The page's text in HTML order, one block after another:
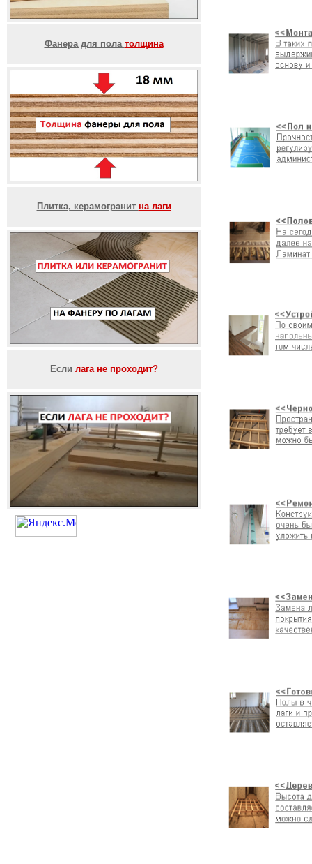
Фанера для пола толщина
Плитка, керамогранит на лаги
Если лага не проходит?